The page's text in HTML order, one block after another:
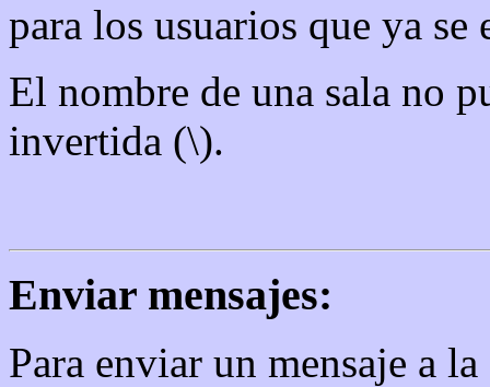
para los usuarios que ya
El nombre de una sala no
invertida (\).
Enviar mensajes:
Para enviar un mensaje a